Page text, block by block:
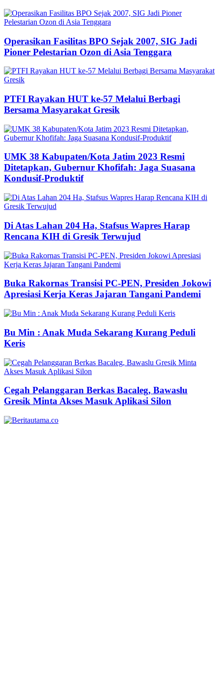
Operasikan Fasilitas BPO Sejak 2007, SIG Jadi
Pioner Pelestarian Ozon di Asia Tenggara
PTFI Rayakan HUT ke-57 Melalui Berbagi
Bersama Masyarakat Gresik
UMK 38 Kabupaten/Kota Jatim 2023 Resmi
Ditetapkan, Gubernur Khofifah: Jaga Suasana
Kondusif-Produktif
Di Atas Lahan 204 Ha, Stafsus Wapres Harap
Rencana KIH di Gresik Terwujud
Buka Rakornas Transisi PC-PEN, Presiden Jokowi
Apresiasi Kerja Keras Jajaran Tangani Pandemi
Bu Min : Anak Muda Sekarang Kurang Peduli
Keris
Cegah Pelanggaran Berkas Bacaleg, Bawaslu
Gresik Minta Akses Masuk Aplikasi Silon